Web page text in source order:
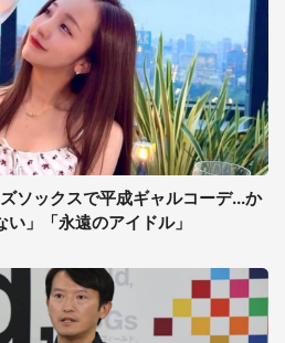
ソックスで平成ギャルコーデ...か
」「永遠のアイドル」